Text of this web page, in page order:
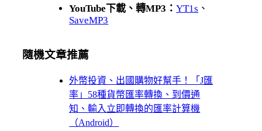
YouTube下載、轉MP3：YT1s 、
SaveMP3
隨機文章推薦
外幣投資、出國購物好幫手！「J匯
率」58種貨幣匯率轉換、到價通
知、輸入立即轉換的匯率計算機
（Android）